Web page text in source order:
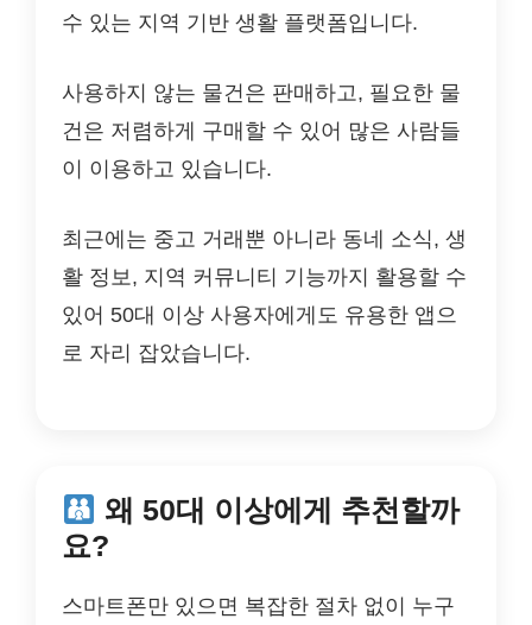
수 있는 지역 기반 생활 플랫폼입니다.
사용하지 않는 물건은 판매하고, 필요한 물
건은 저렴하게 구매할 수 있어 많은 사람들
이 이용하고 있습니다.
최근에는 중고 거래뿐 아니라 동네 소식, 생
활 정보, 지역 커뮤니티 기능까지 활용할 수
있어 50대 이상 사용자에게도 유용한 앱으
로 자리 잡았습니다.
왜 50대 이상에게 추천할까
요?
스마트폰만 있으면 복잡한 절차 없이 누구